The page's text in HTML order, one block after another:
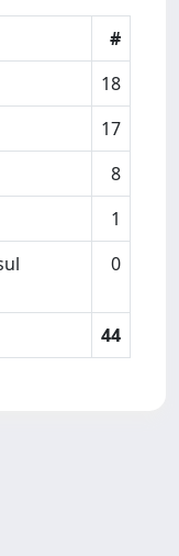
#
18
17
8
1
0
44